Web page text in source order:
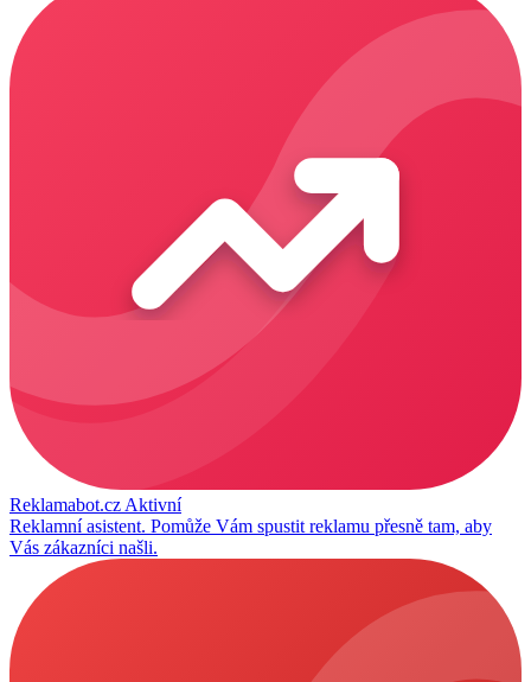
Reklamabot.cz Aktivní
Reklamní asistent. Pomůže Vám spustit reklamu přesně tam, aby
Vás zákazníci našli.